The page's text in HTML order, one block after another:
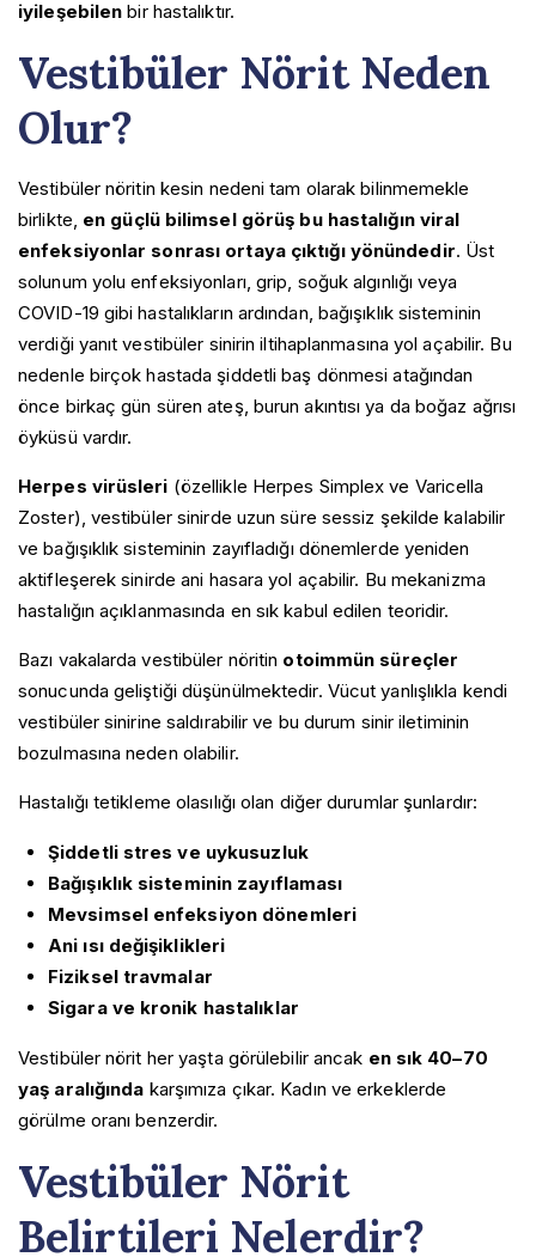
iyileşebilen bir hastalıktır.
Vestibüler Nörit Neden
Olur?
Vestibüler nöritin kesin nedeni tam olarak bilinmemekle
birlikte, en güçlü bilimsel görüş bu hastalığın viral
enfeksiyonlar sonrası ortaya çıktığı yönündedir. Üst
solunum yolu enfeksiyonları, grip, soğuk algınlığı veya
COVID-19 gibi hastalıkların ardından, bağışıklık sisteminin
verdiği yanıt vestibüler sinirin iltihaplanmasına yol açabilir. Bu
nedenle birçok hastada şiddetli baş dönmesi atağından
önce birkaç gün süren ateş, burun akıntısı ya da boğaz ağrısı
öyküsü vardır.
Herpes virüsleri (özellikle Herpes Simplex ve Varicella
Zoster), vestibüler sinirde uzun süre sessiz şekilde kalabilir
ve bağışıklık sisteminin zayıfladığı dönemlerde yeniden
aktifleşerek sinirde ani hasara yol açabilir. Bu mekanizma
hastalığın açıklanmasında en sık kabul edilen teoridir.
Bazı vakalarda vestibüler nöritin otoimmün süreçler
sonucunda geliştiği düşünülmektedir. Vücut yanlışlıkla kendi
vestibüler sinirine saldırabilir ve bu durum sinir iletiminin
bozulmasına neden olabilir.
Hastalığı tetikleme olasılığı olan diğer durumlar şunlardır:
Şiddetli stres ve uykusuzluk
Bağışıklık sisteminin zayıflaması
Mevsimsel enfeksiyon dönemleri
Ani ısı değişiklikleri
Fiziksel travmalar
Sigara ve kronik hastalıklar
Vestibüler nörit her yaşta görülebilir ancak en sık 40–70
yaş aralığında karşımıza çıkar. Kadın ve erkeklerde
görülme oranı benzerdir.
Vestibüler Nörit
Belirtileri Nelerdir?